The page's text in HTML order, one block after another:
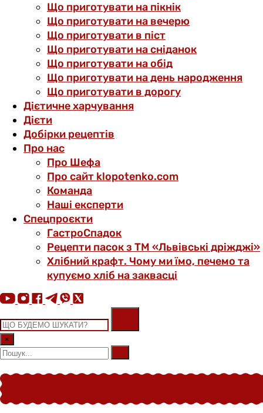
Що приготувати на пікнік
Що приготувати на вечерю
Що приготувати в піст
Що приготувати на сніданок
Що приготувати на обід
Що приготувати на день народження
Що приготувати в дорогу
Дієтичне харчування
Дієти
Добірки рецептів
Про нас
Про Шефа
Про сайт klopotenko.com
Команда
Наші експерти
Спецпроєкти
ГастроСпадок
Рецепти пасок з ТМ «Львівські дріжджі»
Хлібний крафт. Чому ми їмо, печемо та
купуємо хліб на заквасці
×